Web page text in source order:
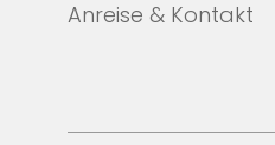
Anreise & Kontakt